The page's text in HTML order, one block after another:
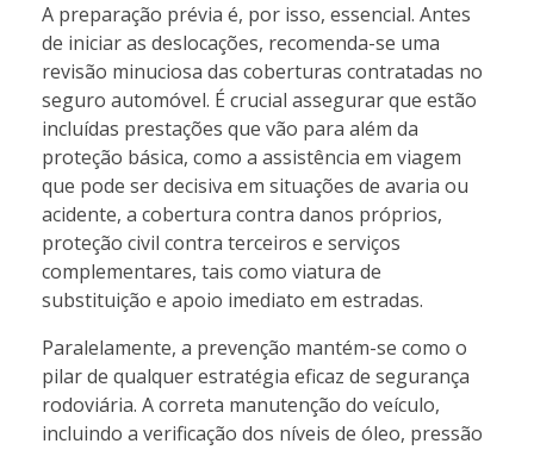
A preparação prévia é, por isso, essencial. Antes
de iniciar as deslocações, recomenda-se uma
revisão minuciosa das coberturas contratadas no
seguro automóvel. É crucial assegurar que estão
incluídas prestações que vão para além da
proteção básica, como a assistência em viagem
que pode ser decisiva em situações de avaria ou
acidente, a cobertura contra danos próprios,
proteção civil contra terceiros e serviços
complementares, tais como viatura de
substituição e apoio imediato em estradas.
Paralelamente, a prevenção mantém-se como o
pilar de qualquer estratégia eficaz de segurança
rodoviária. A correta manutenção do veículo,
incluindo a verificação dos níveis de óleo, pressão